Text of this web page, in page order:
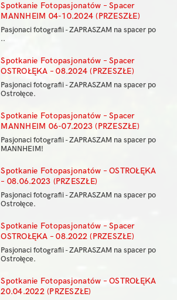
Spotkanie Fotopasjonatów – Spacer
MANNHEIM 04-10.2024 (PRZESZŁE)
Pasjonaci fotografii - ZAPRASZAM na spacer po
..
Spotkanie Fotopasjonatów – Spacer
OSTROŁĘKA – 08.2024 (PRZESZŁE)
Pasjonaci fotografii - ZAPRASZAM na spacer po
Ostrołęce.
Spotkanie Fotopasjonatów – Spacer
MANNHEIM 06-07.2023 (PRZESZŁE)
Pasjonaci fotografii - ZAPRASZAM na spacer po
MANNHEIM!
Spotkanie Fotopasjonatów – OSTROŁĘKA
– 08.06.2023 (PRZESZŁE)
Pasjonaci fotografii - ZAPRASZAM na spacer po
Ostrołęce.
Spotkanie Fotopasjonatów – Spacer
OSTROŁĘKA – 08.2022 (PRZESZŁE)
Pasjonaci fotografii - ZAPRASZAM na spacer po
Ostrołęce.
Spotkanie Fotopasjonatów – OSTROŁĘKA
20.04.2022 (PRZESZŁE)